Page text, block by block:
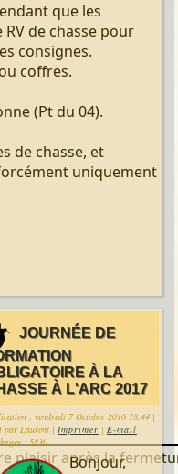
que les
de chasse pour
consignes.
coffres.
(Pt du 04).
de chasse, et
uniquement
plaisir après la
JOURNÉE DE
À LA
À L'ARC 2017
: vendredi 7 October 2016 18:44|
par Laurent| Imprimer | E-mail |
: 5830
Bonjour,